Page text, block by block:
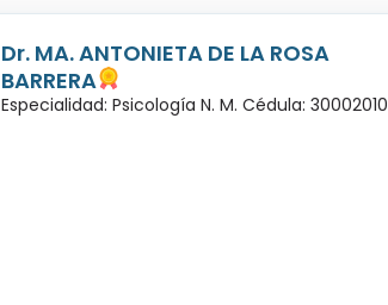
Dr. MA. ANTONIETA DE LA ROSA
BARRERA
Especialidad: Psicología N. M. Cédula: 30002010